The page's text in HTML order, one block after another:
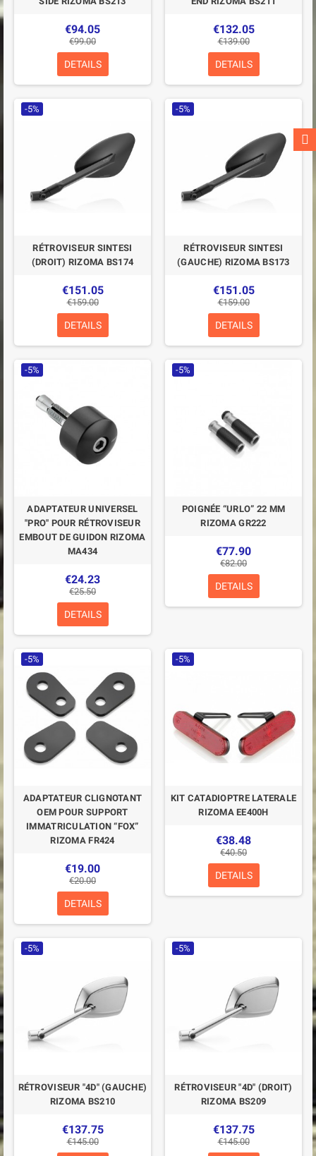
€94.05
€99.00
DETAILS
€132.05
€139.00
DETAILS
-5%
RÉTROVISEUR SINTESI
(DROIT) RIZOMA BS174
€151.05
€159.00
DETAILS
-5%
RÉTROVISEUR SINTESI
(GAUCHE) RIZOMA BS173
€151.05
€159.00
DETAILS
-5%
ADAPTATEUR UNIVERSEL
"PRO" POUR RÉTROVISEUR
EMBOUT DE GUIDON RIZOMA
MA434
€24.23
€25.50
DETAILS
-5%
POIGNÉE “URLO” 22 MM
RIZOMA GR222
€77.90
€82.00
DETAILS
-5%
ADAPTATEUR CLIGNOTANT
OEM POUR SUPPORT
IMMATRICULATION “FOX”
RIZOMA FR424
€19.00
€20.00
DETAILS
-5%
KIT CATADIOPTRE LATERALE
RIZOMA EE400H
€38.48
€40.50
DETAILS
-5%
RÉTROVISEUR "4D" (GAUCHE)
RIZOMA BS210
€137.75
€145.00
-5%
RÉTROVISEUR "4D" (DROIT)
RIZOMA BS209
€137.75
€145.00